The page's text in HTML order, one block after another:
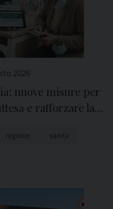
2026
nuove misure per
e rafforzare la
regione sanità